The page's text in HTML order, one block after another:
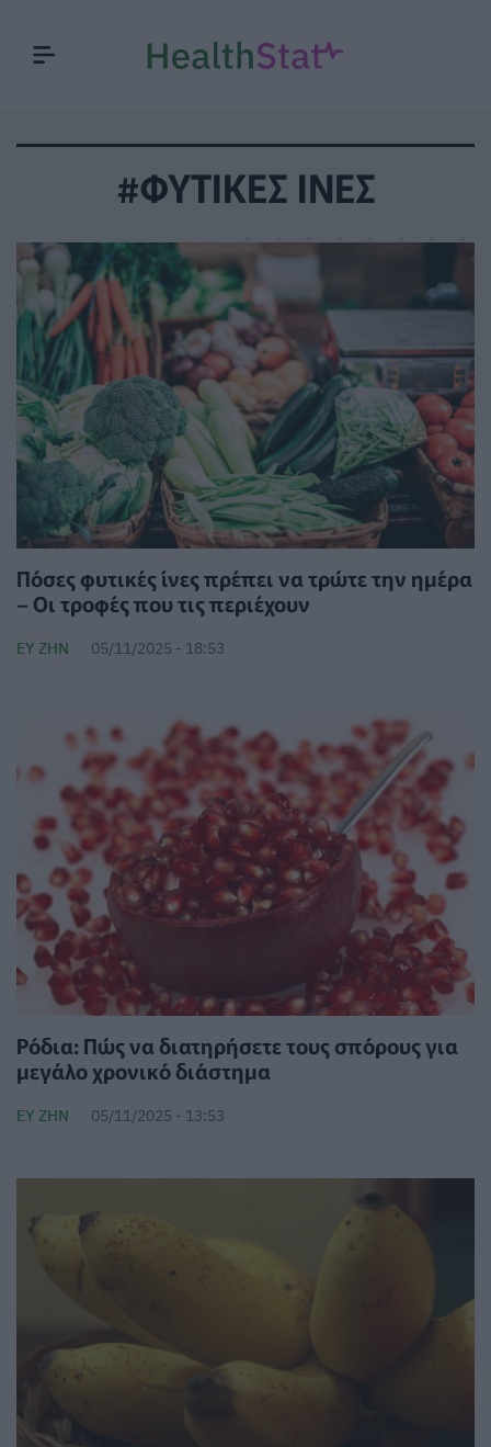
#ΦΥΤΙΚΕΣ ΙΝΕΣ
Πόσες φυτικές ίνες πρέπει να τρώτε την ημέρα
– Οι τροφές που τις περιέχουν
ΕΥ ΖΗΝ 05/11/2025 - 18:53
Ρόδια: Πώς να διατηρήσετε τους σπόρους για
μεγάλο χρονικό διάστημα
ΕΥ ΖΗΝ 05/11/2025 - 13:53